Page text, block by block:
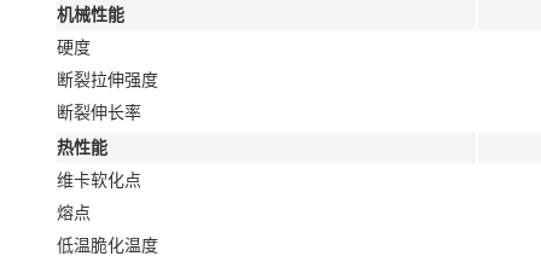
机械性能
硬度
断裂拉伸强度
断裂伸长率
热性能
维卡软化点
熔点
低温脆化温度